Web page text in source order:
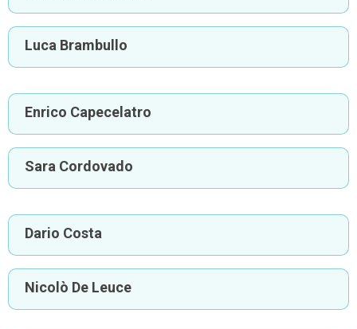
Luca Brambullo
Enrico Capecelatro
Sara Cordovado
Dario Costa
Nicolò De Leuce